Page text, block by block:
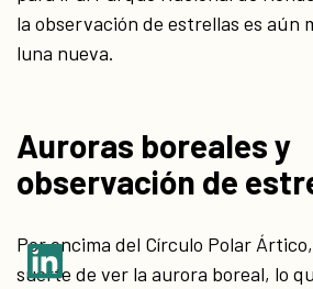
la observación de estrellas es aún
luna nueva.
Auroras boreales y
observación de
Por encima del Círculo Polar
suerte de ver la aurora boreal, lo